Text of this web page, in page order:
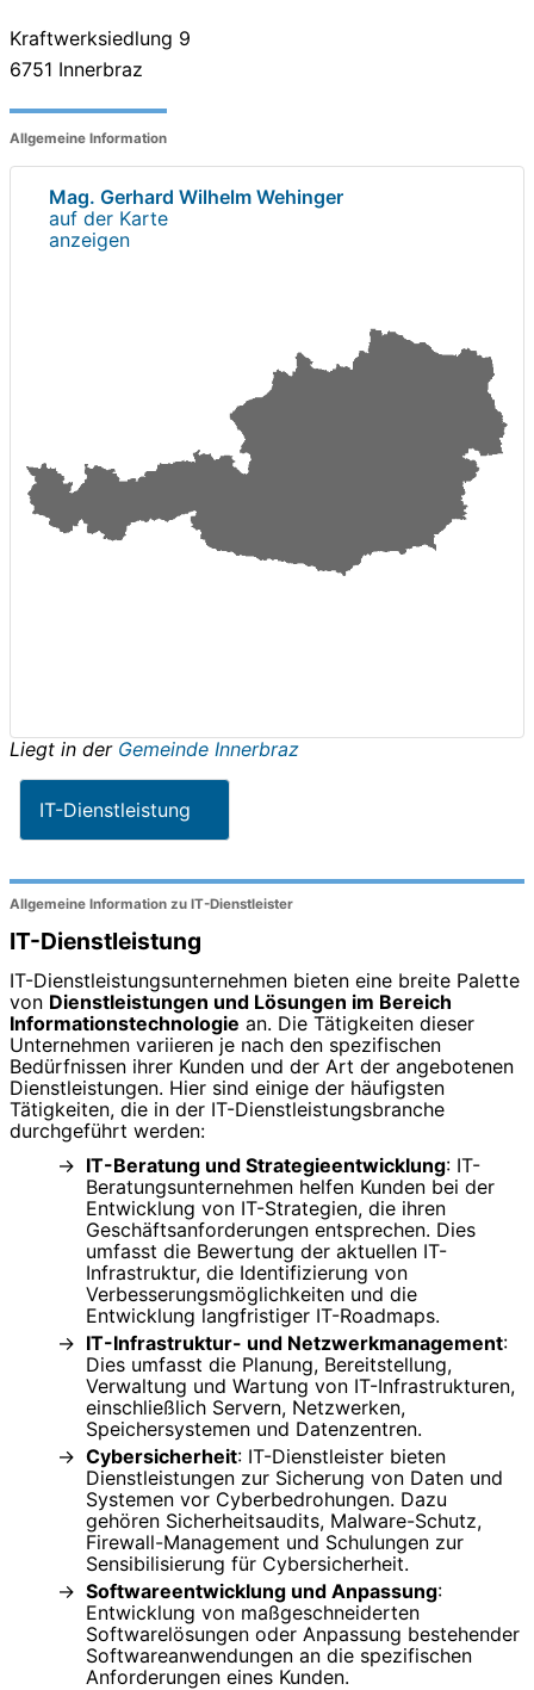
Kraftwerksiedlung 9
6751 Innerbraz
Allgemeine Information
Mag. Gerhard Wilhelm Wehinger
auf der Karte
anzeigen
Liegt in der Gemeinde Innerbraz
IT-Dienstleistung
Allgemeine Information zu IT-Dienstleister
IT-Dienstleistung
IT-Dienstleistungsunternehmen bieten eine breite Palette
von Dienstleistungen und Lösungen im Bereich
Informationstechnologie an. Die Tätigkeiten dieser
Unternehmen variieren je nach den spezifischen
Bedürfnissen ihrer Kunden und der Art der angebotenen
Dienstleistungen. Hier sind einige der häufigsten
Tätigkeiten, die in der IT-Dienstleistungsbranche
durchgeführt werden:
IT-Beratung und Strategieentwicklung: IT-
Beratungsunternehmen helfen Kunden bei der
Entwicklung von IT-Strategien, die ihren
Geschäftsanforderungen entsprechen. Dies
umfasst die Bewertung der aktuellen IT-
Infrastruktur, die Identifizierung von
Verbesserungsmöglichkeiten und die
Entwicklung langfristiger IT-Roadmaps.
IT-Infrastruktur- und Netzwerkmanagement:
Dies umfasst die Planung, Bereitstellung,
Verwaltung und Wartung von IT-Infrastrukturen,
einschließlich Servern, Netzwerken,
Speichersystemen und Datenzentren.
Cybersicherheit: IT-Dienstleister bieten
Dienstleistungen zur Sicherung von Daten und
Systemen vor Cyberbedrohungen. Dazu
gehören Sicherheitsaudits, Malware-Schutz,
Firewall-Management und Schulungen zur
Sensibilisierung für Cybersicherheit.
Softwareentwicklung und Anpassung:
Entwicklung von maßgeschneiderten
Softwarelösungen oder Anpassung bestehender
Softwareanwendungen an die spezifischen
Anforderungen eines Kunden.